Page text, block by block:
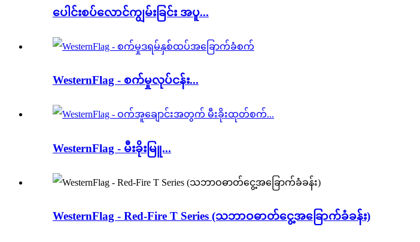
ပေါင်းစပ်လောင်ကျွမ်းခြင်း အပူ...
WesternFlag - စက်မှုလုပ်ငန်း...
WesternFlag - မီးခိုးမြူ...
WesternFlag - Red-Fire T Series (သဘာဝဓာတ်ငွေ့အခြောက်ခံခန်း)